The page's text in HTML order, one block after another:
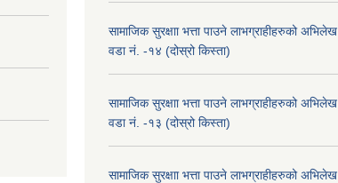
सामाजिक सुरक्षाा भत्ता पाउने लाभग्राहीहरुको अभिलेख
वडा नं. -१४ (दोस्रो किस्ता)
सामाजिक सुरक्षाा भत्ता पाउने लाभग्राहीहरुको अभिलेख
वडा नं. -१३ (दोस्रो किस्ता)
सामाजिक सुरक्षाा भत्ता पाउने लाभग्राहीहरुको अभिलेख